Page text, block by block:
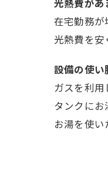
在宅勤務が
光熱費を安
設備の使い
ガスを利用
タンクにお
お湯を使い